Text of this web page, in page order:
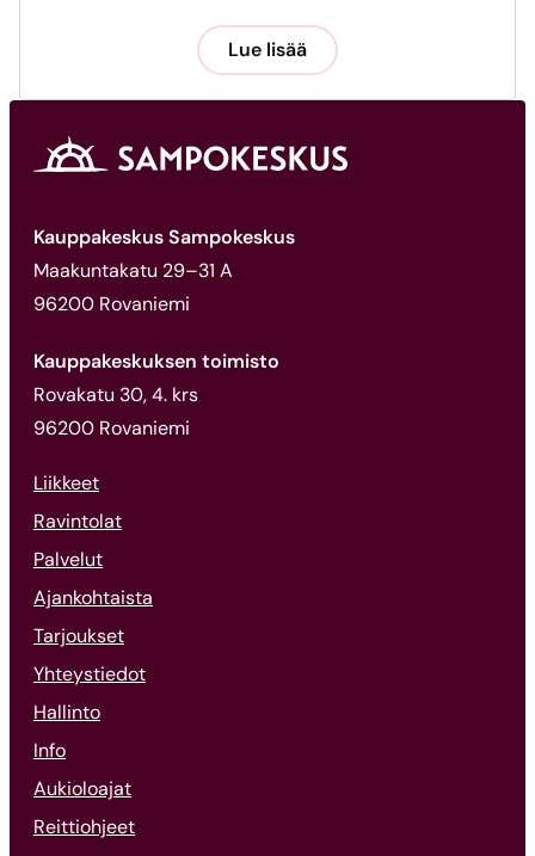
Lue lisää
Kauppakeskus Sampokeskus
Maakuntakatu 29–31 A
96200 Rovaniemi
Kauppakeskuksen toimisto
Rovakatu 30, 4. krs
96200 Rovaniemi
Liikkeet
Ravintolat
Palvelut
Ajankohtaista
Tarjoukset
Yhteystiedot
Hallinto
Info
Aukioloajat
Reittiohjeet